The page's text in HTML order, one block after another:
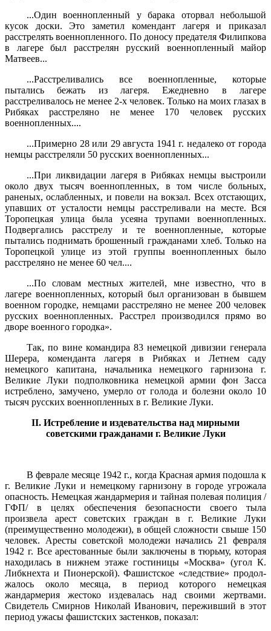
...Один военнопленный у барака оторвал небольшой
кусок доски. Это заметил комендант лагеря и приказал
расстрелять военноплен­ного. По доносу предателя Филипкова
в лагере был расстрелян рус­ский военнопленный майор
Матвеев...
...Расстреливались все военнопленные, которые
пытались бе­жать из лагеря. Ежедневно в лагере
расстреливалось не менее 2-х че­ловек. Только на моих глазах в
Рибяках расстреляно не менее 170 человек русских
военнопленных....
...Примерно 28 или 29 августа 1941 г. недалеко от города
немцы расстреляли 50 русских военнопленных...
...При ликвидации лагеря в Рибяках немцы выстроили
около двух тысяч военнопленных, в том числе больных,
раненых, ослаб­ленных, и повели на вокзал. Всех отстающих,
упавших от усталости немцы расстреливали на месте. Вся
Торопецкая улица была усеяна трупами военнопленных.
Подвергались расстрелу и те военноплен­ные, которые
пытались поднимать брошенный гражданами хлеб. Только на
Торопецкой улице из этой группы военнопленных было
расстреляно не менее 60 чел....
...По словам местных жителей, мне известно, что в
лагере воен­нопленных, который был организован в бывшем
военном городке, немцами расстреляно не менее 200 человек
русских военнопленных. Расстрел производился прямо во
дворе военного городка».
Так, по вине командира 83 немецкой дивизии генерала
Шерера, коменданта лагеря в Рибяках и Летнем саду
немецкого капитана, на­чальника немецкого гарнизона г.
Великие Луки подполковника немецкой армии фон Засса
истреблено, замучено, умерло от голода и болезни около 10
тысяч русских военнопленных в г. Великие Луки.
II. Истребление и издевательства над мирными
советскими гражданами г. Великие Луки
В феврале месяце 1942 г., когда Красная армия подошла к
г. Великие Луки и немецкому гарнизону в городе угрожала
опас­ность. Немецкая жандармерия и тайная полевая полиция /
ГФП/ в целях обеспечения безопасности своего тыла
произвела арест совет­ских граждан в г. Великие Луки
(преимущественно молодежи), в общей сложности свыше 150
человек. Аресты советской молодежи начались 21 февраля
1942 г. Все арестованные были заключены в тюрьму, которая
находилась в нижнем этаже гостиницы «Москва» (угол К.
Либкнехта и Пионерской). Фашистское «следствие» продол­
жалось около месяца, в период которого немецкая
жандармерия же­стоко издевалась над своими жертвами.
Свидетель Смирнов Николай Иванович, переживший в этот
период ужасы фашистских застенков, показал: